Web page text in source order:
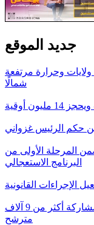
جديد الموقع
ولايات وحرارة مرتفعة
شمالًا
أوقية
حكم الرئيس غزواني
قرية بالمياه ضمن المرحلة الأولى من
البرنامج الاستعجالي
الإجراءات القانونية
انطلاق مسابقة دخول ثانويات الامتياز بمشاركة أكثر من 9 آلاف
مترشح